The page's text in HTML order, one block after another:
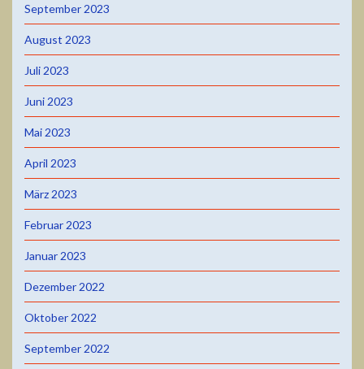
September 2023
August 2023
Juli 2023
Juni 2023
Mai 2023
April 2023
März 2023
Februar 2023
Januar 2023
Dezember 2022
Oktober 2022
September 2022